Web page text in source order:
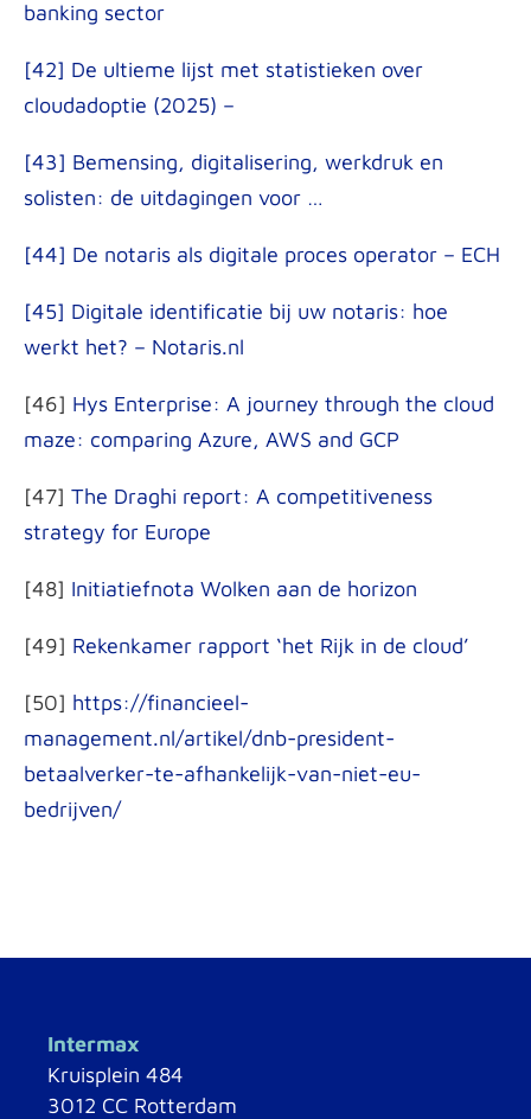
banking sector
[42] De ultieme lijst met statistieken over
cloudadoptie (2025) –
[43] Bemensing, digitalisering, werkdruk en
solisten: de uitdagingen voor …
[44] De notaris als digitale proces operator – ECH
[45] Digitale identificatie bij uw notaris: hoe
werkt het? – Notaris.nl
[46] Hys Enterprise: A journey through the cloud
maze: comparing Azure, AWS and GCP
[47] The Draghi report: A competitiveness
strategy for Europe
[48] Initiatiefnota Wolken aan de horizon
[49] Rekenkamer rapport ‘het Rijk in de cloud’
[50] https://financieel-
management.nl/artikel/dnb-president-
betaalverker-te-afhankelijk-van-niet-eu-
bedrijven/
Intermax
Kruisplein 484
3012 CC Rotterdam